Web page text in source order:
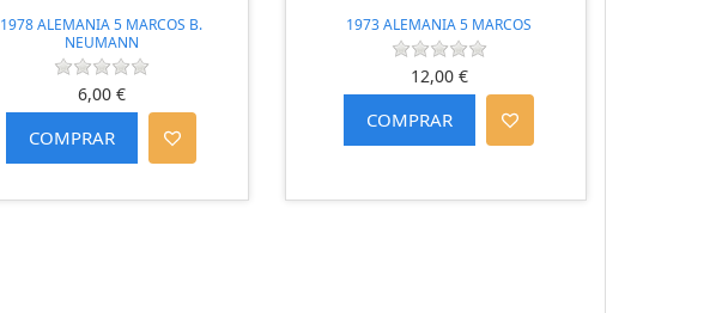
1978 ALEMANIA 5 MARCOS B.
NEUMANN
6,00 €
1973 ALEMANIA 5 MARCOS
12,00 €